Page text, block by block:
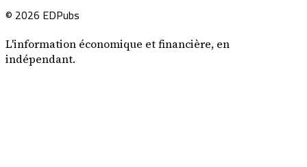
© 2026 EDPubs
L'information économique et financière, en
indépendant.